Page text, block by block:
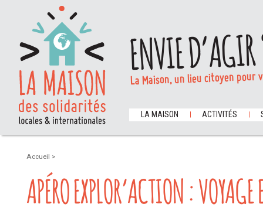
ENVIE
La Maison, un lieu citoyen
LA MAISON ACTIVITÉS
Accueil >
APÉRO EXPLOR’ACTION : VOYAGE